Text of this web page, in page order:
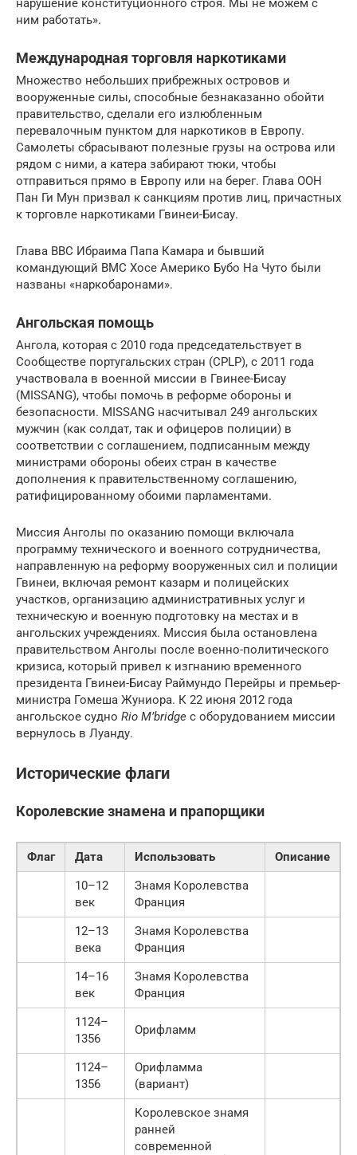
нарушение конституционного строя. Мы не можем с
ним работать».
Международная торговля наркотиками
Множество небольших прибрежных островов и
вооруженные силы, способные безнаказанно обойти
правительство, сделали его излюбленным
перевалочным пунктом для наркотиков в Европу.
Самолеты сбрасывают полезные грузы на острова или
рядом с ними, а катера забирают тюки, чтобы
отправиться прямо в Европу или на берег. Глава ООН
Пан Ги Мун призвал к санкциям против лиц, причастных
к торговле наркотиками Гвинеи-Бисау.
Глава ВВС Ибраима Папа Камара и бывший
командующий ВМС Хосе Америко Бубо На Чуто были
названы «наркобаронами».
Ангольская помощь
Ангола, которая с 2010 года председательствует в
Сообществе португальских стран (CPLP), с 2011 года
участвовала в военной миссии в Гвинее-Бисау
(MISSANG), чтобы помочь в реформе обороны и
безопасности. MISSANG насчитывал 249 ангольских
мужчин (как солдат, так и офицеров полиции) в
соответствии с соглашением, подписанным между
министрами обороны обеих стран в качестве
дополнения к правительственному соглашению,
ратифицированному обоими парламентами.
Миссия Анголы по оказанию помощи включала
программу технического и военного сотрудничества,
направленную на реформу вооруженных сил и полиции
Гвинеи, включая ремонт казарм и полицейских
участков, организацию административных услуг и
техническую и военную подготовку на местах и ​​в
ангольских учреждениях. Миссия была остановлена ​​
правительством Анголы после военно-политического
кризиса, который привел к изгнанию временного
президента Гвинеи-Бисау Раймундо Перейры и премьер-
министра Гомеша Жуниора. К 22 июня 2012 года
ангольское судно Rio M’bridge с оборудованием миссии
вернулось в Луанду.
Исторические флаги
Королевские знамена и прапорщики
Флаг Дата Использовать
Описание
10–12
век
Знамя Королевства
Франция
12–13
века
Знамя Королевства
Франция
14–16
век
Знамя Королевства
Франция
1124–
1356
Орифламм
1124–
1356
Орифламма
(вариант)
Королевское знамя
ранней
современной